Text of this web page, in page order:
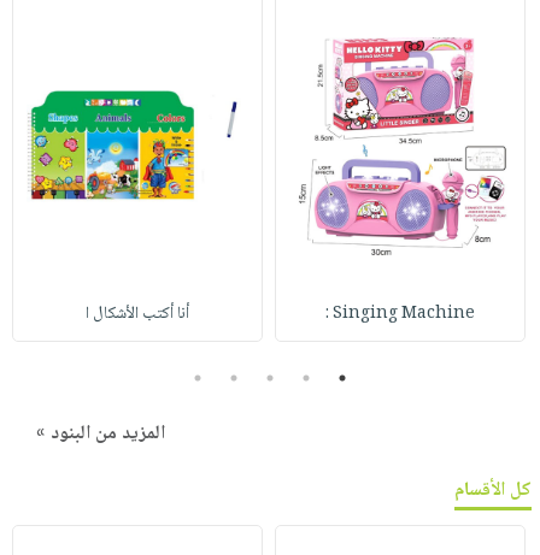
Singing Machine : أنا أكتب الأشكال ا
1
2
3
4
5
المزيد من البنود »
كل الأقسام